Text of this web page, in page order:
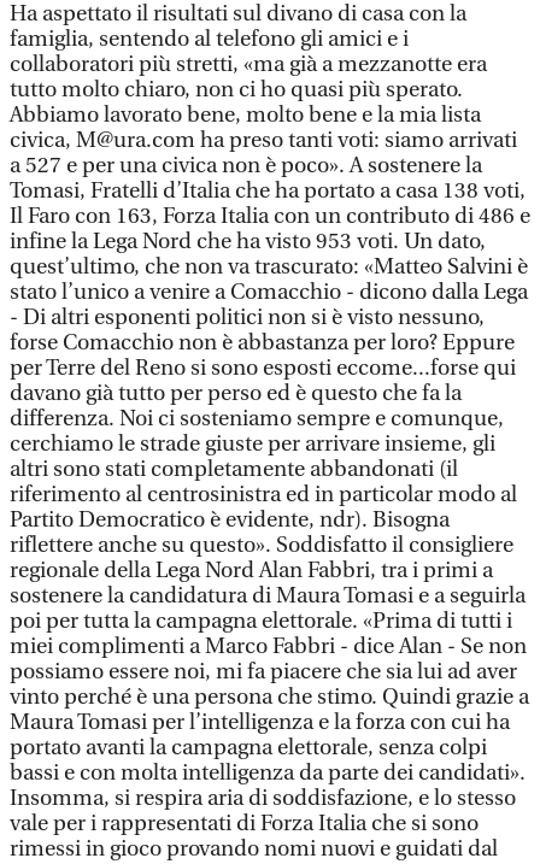
Ha aspettato il risultati sul divano di casa con la
famiglia, sentendo al telefono gli amici e i
collaboratori più stretti, «ma già a mezzanotte era
tutto molto chiaro, non ci ho quasi più sperato.
Abbiamo lavorato bene, molto bene e la mia lista
civica, M@ura.com ha preso tanti voti: siamo arrivati
a 527 e per una civica non è poco». A sostenere la
Tomasi, Fratelli d’Italia che ha portato a casa 138 voti,
Il Faro con 163, Forza Italia con un contributo di 486 e
infine la Lega Nord che ha visto 953 voti. Un dato,
quest’ultimo, che non va trascurato: «Matteo Salvini è
stato l’unico a venire a Comacchio - dicono dalla Lega
- Di altri esponenti politici non si è visto nessuno,
forse Comacchio non è abbastanza per loro? Eppure
per Terre del Reno si sono esposti eccome...forse qui
davano già tutto per perso ed è questo che fa la
differenza. Noi ci sosteniamo sempre e comunque,
cerchiamo le strade giuste per arrivare insieme, gli
altri sono stati completamente abbandonati (il
riferimento al centrosinistra ed in particolar modo al
Partito Democratico è evidente, ndr). Bisogna
riflettere anche su questo». Soddisfatto il consigliere
regionale della Lega Nord Alan Fabbri, tra i primi a
sostenere la candidatura di Maura Tomasi e a seguirla
poi per tutta la campagna elettorale. «Prima di tutti i
miei complimenti a Marco Fabbri - dice Alan - Se non
possiamo essere noi, mi fa piacere che sia lui ad aver
vinto perché è una persona che stimo. Quindi grazie a
Maura Tomasi per l’intelligenza e la forza con cui ha
portato avanti la campagna elettorale, senza colpi
bassi e con molta intelligenza da parte dei candidati».
Insomma, si respira aria di soddisfazione, e lo stesso
vale per i rappresentati di Forza Italia che si sono
rimessi in gioco provando nomi nuovi e guidati dal